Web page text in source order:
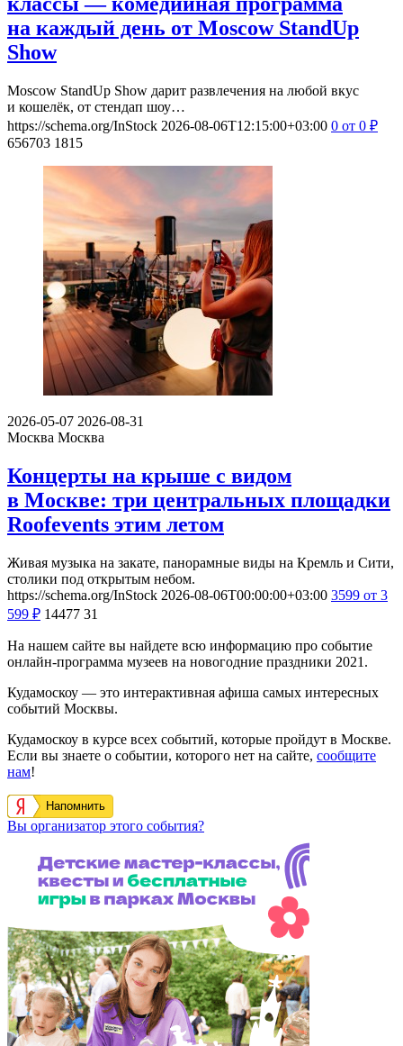
на каждый день от Moscow StandUp
Show
Moscow StandUp Show дарит развлечения на любой вкус
и кошелёк, от стендап шоу…
https://schema.org/InStock 2026-08-06T12:15:00+03:00 0 от 0 ₽
656703 1815
2026-05-07 2026-08-31
Москва Москва
Концерты на крыше с видом
в Москве: три центральных площадки
Roofevents этим летом
Живая музыка на закате, панорамные виды на Кремль и Сити,
столики под открытым небом.
https://schema.org/InStock 2026-08-06T00:00:00+03:00 3599 от 3
599 ₽ 14477 31
На нашем сайте вы найдете всю информацию про событие
онлайн-программа музеев на новогодние праздники 2021.
Кудамоскоу — это интерактивная афиша самых интересных
событий Москвы.
Кудамоскоу в курсе всех событий, которые пройдут в Москве.
Если вы знаете о событии, которого нет на сайте, сообщите
нам!
Напомнить
Вы организатор этого события?